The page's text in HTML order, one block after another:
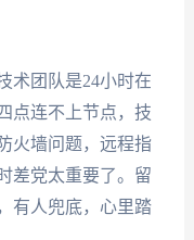
术团队是24小时在
点连不上节点，技
火墙问题，远程指
差党太重要了。留
有人兜底，心里踏